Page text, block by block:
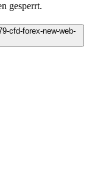
gesperrt.
cfd-forex-new-web-